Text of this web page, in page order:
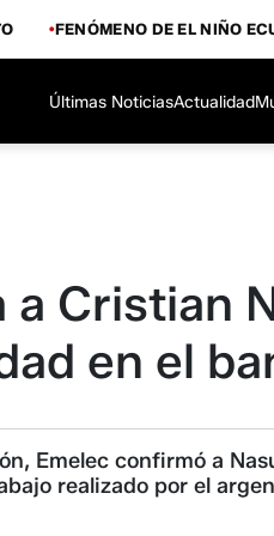
FENÓMENO DE EL NIÑO
Últimas NoticiasActualidad
Cristian
en el
Emelec confirmó a
realizado por el